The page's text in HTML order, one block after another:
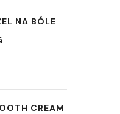
NA BÓLE
CREAM